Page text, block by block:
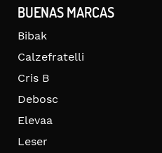
BUENAS MARCAS
Bibak
Calzefratelli
Cris B
Debosc
Elevaa
Leser